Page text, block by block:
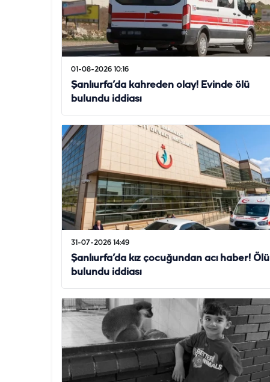
01-08-2026 10:16
Şanlıurfa’da kahreden olay! Evinde ölü
bulundu iddiası
31-07-2026 14:49
Şanlıurfa’da kız çocuğundan acı haber! Ölü
bulundu iddiası